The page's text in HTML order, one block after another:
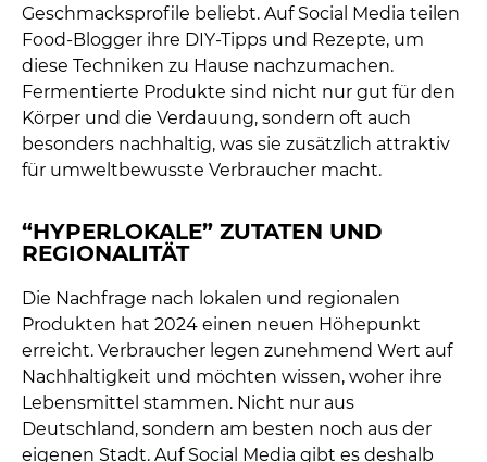
Geschmacksprofile beliebt. Auf Social Media teilen
Food-Blogger ihre DIY-Tipps und Rezepte, um
diese Techniken zu Hause nachzumachen.
Fermentierte Produkte sind nicht nur gut für den
Körper und die Verdauung, sondern oft auch
besonders nachhaltig, was sie zusätzlich attraktiv
für umweltbewusste Verbraucher macht.
“HYPERLOKALE” ZUTATEN UND
REGIONALITÄT
Die Nachfrage nach lokalen und regionalen
Produkten hat 2024 einen neuen Höhepunkt
erreicht. Verbraucher legen zunehmend Wert auf
Nachhaltigkeit und möchten wissen, woher ihre
Lebensmittel stammen. Nicht nur aus
Deutschland, sondern am besten noch aus der
eigenen Stadt. Auf Social Media gibt es deshalb